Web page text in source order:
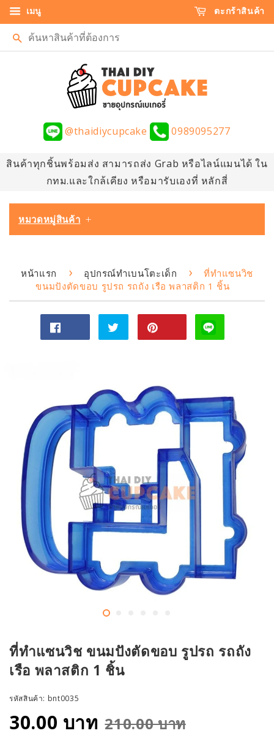
เมนู ตะกร้าสินค้า
ค้นหา
@thaidiycupcake 0989095277
สินค้าทุกชิ้นพร้อมส่ง สามารถส่ง Grab หรือไลน์แมนได้ ใน
กทม.และใกล้เคียง หรือมารับเองที่ หลักสี่
หมวดหมู่สินค้า
หน้าแรก › อุปกรณ์ทำเบนโตะเด็ก ›
ที่ทำแซนวิช
ขนมปังตัดขอบ รูปรถ รถถัง เรือ พลาสติก 1 ชิ้น
ไป
ตไป
on
ที่ทำแซนวิช ขนมปังตัดขอบ รูปรถ รถถัง
เรือ พลาสติก 1 ชิ้น
รหัสสินค้า: bnt0035
30.00 บาท 210.00 บาท